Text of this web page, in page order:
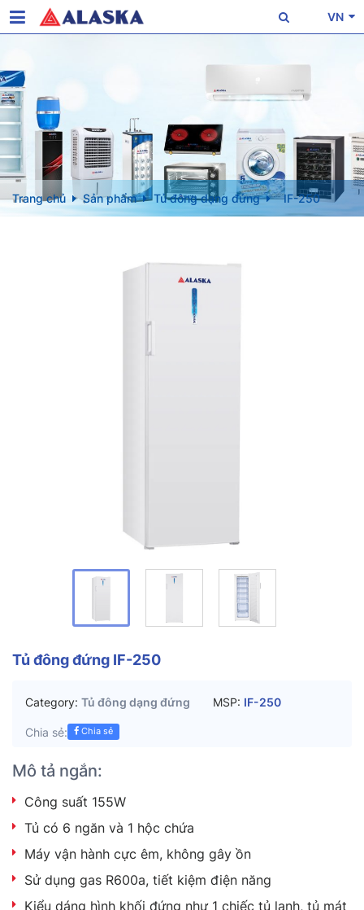
VN
Trang chủ Sản phẩm Tủ đông dạng đứng IF-250
Tủ đông đứng IF-250
Category: Tủ đông dạng đứng MSP: IF-250
Chia sẻ: Chia sẻ
Mô tả ngắn:
Công suất 155W
Tủ có 6 ngăn và 1 hộc chứa
Máy vận hành cực êm, không gây ồn
Sử dụng gas R600a, tiết kiệm điện năng
Kiểu dáng hình khối đứng như 1 chiếc tủ lạnh, tủ mát